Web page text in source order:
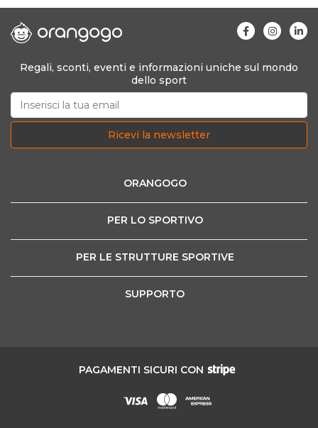
Regali, sconti, eventi e informazioni uniche sul mondo
dello sport
Ricevi la newsletter
ORANGOGO
PER LO SPORTIVO
PER LE STRUTTURE SPORTIVE
SUPPORTO
PAGAMENTI SICURI CON